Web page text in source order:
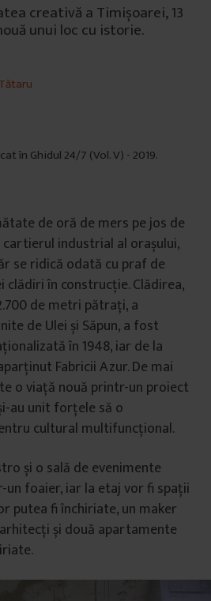
creativă a Timișoarei, 13
unui loc cu istorie.
în Ghidul 24/7 (Vol. V) - 2019.
de oră de mers pe jos de
industrial al orașului,
se ridică odată cu praf de
în construcție. Clădirea,
de metri pătrați, a
de Ulei și Săpun, a fost
în 1948, iar de la
Fabricii Azur. De mai
o viață nouă printr-un proiect
au unit forțele să o
cultural multifuncțional.
și o sală de evenimente
foaier, iar la etaj vor fi spații
putea fi închiriate, un maker
și două apartamente